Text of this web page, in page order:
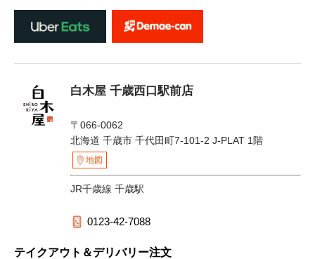
白木屋 千歳西口駅前店
〒066-0062
北海道 千歳市 千代田町7-101-2 J-PLAT 1階
地図
JR千歳線 千歳駅
0123-42-7088
テイクアウト＆デリバリー注文